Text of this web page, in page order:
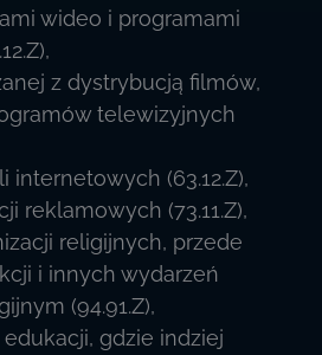
wideo i programami
z dystrybucją filmów,
telewizyjnych
internetowych (63.12.Z),
reklamowych (73.11.Z),
religijnych, przede
i innych wydarzeń
(94.91.Z),
gdzie indziej